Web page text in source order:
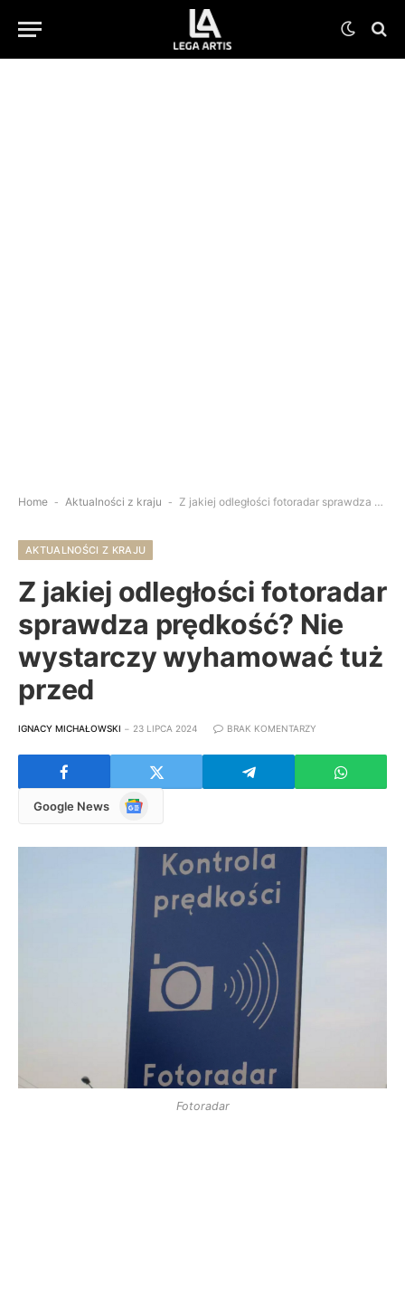
Home - Aktualności z kraju - Z jakiej odległości fotoradar sprawdza prędkość? Nie wystarczy wyhamować tuż przed
AKTUALNOŚCI Z KRAJU
Z jakiej odległości fotoradar
sprawdza prędkość? Nie
wystarczy wyhamować tuż
przed
IGNACY MICHAŁOWSKI 23 LIPCA 2024 BRAK KOMENTARZY
Google News
Google
Fotoradar